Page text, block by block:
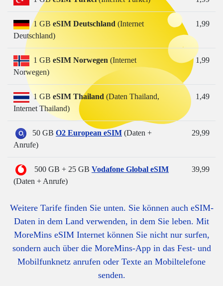
1 GB eSIM Deutschland (Internet
Deutschland)
1,99
1 GB eSIM Norwegen (Internet
Norwegen)
1,99
1 GB eSIM Thailand (Daten Thailand,
Internet Thailand)
1,49
50 GB O2 European eSIM (Daten +
Anrufe)
29,99
500 GB + 25 GB Vodafone Global eSIM
(Daten + Anrufe)
39,99
Weitere Tarife finden Sie unten. Sie können auch eSIM-
Daten in dem Land verwenden, in dem Sie leben. Mit
MoreMins eSIM Internet können Sie nicht nur surfen,
sondern auch über die MoreMins-App in das Fest- und
Mobilfunknetz anrufen oder Texte an Mobiltelefone
senden.